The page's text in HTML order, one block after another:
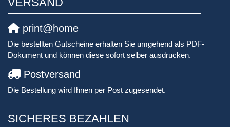
print@home
Die bestellten Gutscheine erhalten Sie umgehend als PDF-
Dokument und können diese sofort selber ausdrucken.
Postversand
Die Bestellung wird Ihnen per Post zugesendet.
SICHERES BEZAHLEN